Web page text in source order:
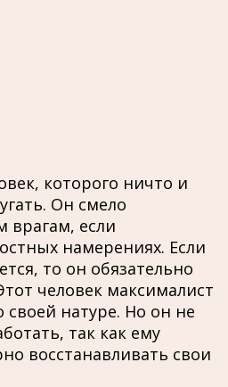
которого ничто и
Он смело
врагам, если
намерениях. Если
то он обязательно
человек максималист
натуре. Но он не
так как ему
восстанавливать свои